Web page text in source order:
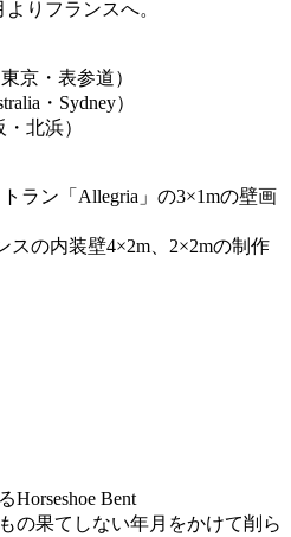
りフランスへ。
京・表参道）
・Sydney）
北浜）
ラン「Allegria」の3×1mの壁画
スの内装壁4×2m、2×2mの制作
Horseshoe Bent
の果てしない年月をかけて削ら